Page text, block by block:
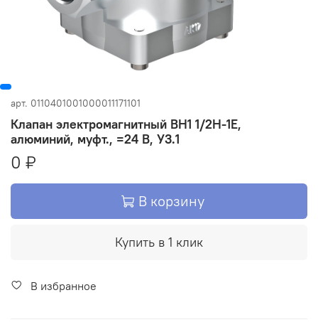
арт. 0110401001000011171101
Клапан электромагнитный ВН1 1/2Н-1Е,
алюминий, муфт., =24 В, У3.1
0 ₽
В корзину
Купить в 1 клик
В избранное